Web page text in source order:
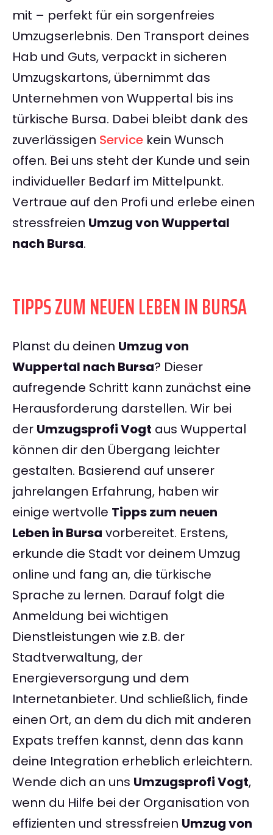
mit – perfekt für ein sorgenfreies
Umzugserlebnis. Den Transport deines
Hab und Guts, verpackt in sicheren
Umzugskartons, übernimmt das
Unternehmen von Wuppertal bis ins
türkische Bursa. Dabei bleibt dank des
zuverlässigen Service kein Wunsch
offen. Bei uns steht der Kunde und sein
individueller Bedarf im Mittelpunkt.
Vertraue auf den Profi und erlebe einen
stressfreien Umzug von Wuppertal
nach Bursa.
TIPPS ZUM NEUEN LEBEN IN BURSA
Planst du deinen Umzug von
Wuppertal nach Bursa? Dieser
aufregende Schritt kann zunächst eine
Herausforderung darstellen. Wir bei
der Umzugsprofi Vogt aus Wuppertal
können dir den Übergang leichter
gestalten. Basierend auf unserer
jahrelangen Erfahrung, haben wir
einige wertvolle Tipps zum neuen
Leben in Bursa vorbereitet. Erstens,
erkunde die Stadt vor deinem Umzug
online und fang an, die türkische
Sprache zu lernen. Darauf folgt die
Anmeldung bei wichtigen
Dienstleistungen wie z.B. der
Stadtverwaltung, der
Energieversorgung und dem
Internetanbieter. Und schließlich, finde
einen Ort, an dem du dich mit anderen
Expats treffen kannst, denn das kann
deine Integration erheblich erleichtern.
Wende dich an uns Umzugsprofi Vogt,
wenn du Hilfe bei der Organisation von
effizienten und stressfreien Umzug von